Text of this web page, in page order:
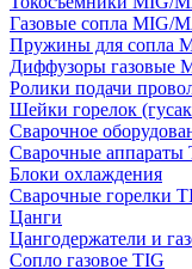
Газовые сопла MIG/
Пружины для сопла
Диффузоры газовые
Ролики подачи
Шейки горелок
Сварочное
Сварочные аппараты
Блоки охлаждения
Сварочные горелки
Цанги
Цангодержатели и
Сопло газовое TIG